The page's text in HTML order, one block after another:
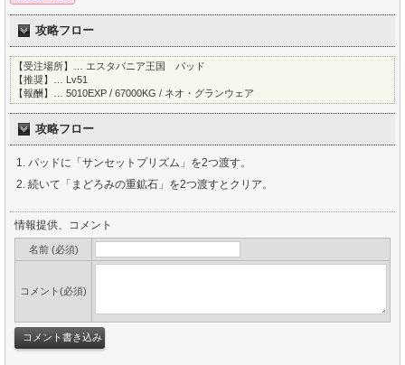
攻略フロー
【受注場所】… エスタバニア王国 パッド
【推奨】… Lv51
【報酬】… 5010EXP / 67000KG / ネオ・グランウェア
攻略フロー
パッドに「サンセットプリズム」を2つ渡す。
続いて「まどろみの重鉱石」を2つ渡すとクリア。
情報提供、コメント
名前 (必須)
コメント(必須)